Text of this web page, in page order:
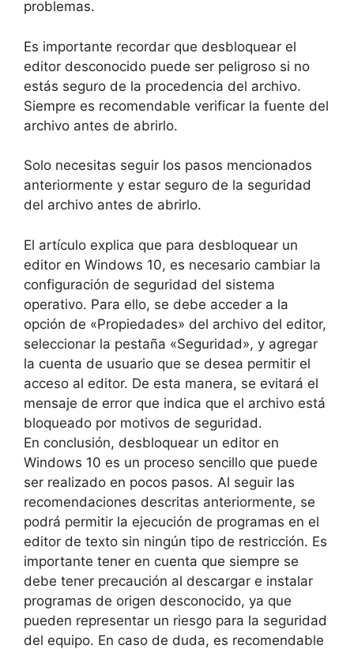
problemas.
Es importante recordar que desbloquear el
editor desconocido puede ser peligroso si no
estás seguro de la procedencia del archivo.
Siempre es recomendable verificar la fuente del
archivo antes de abrirlo.
Solo necesitas seguir los pasos mencionados
anteriormente y estar seguro de la seguridad
del archivo antes de abrirlo.
El artículo explica que para desbloquear un
editor en Windows 10, es necesario cambiar la
configuración de seguridad del sistema
operativo. Para ello, se debe acceder a la
opción de «Propiedades» del archivo del editor,
seleccionar la pestaña «Seguridad», y agregar
la cuenta de usuario que se desea permitir el
acceso al editor. De esta manera, se evitará el
mensaje de error que indica que el archivo está
bloqueado por motivos de seguridad.
En conclusión, desbloquear un editor en
Windows 10 es un proceso sencillo que puede
ser realizado en pocos pasos. Al seguir las
recomendaciones descritas anteriormente, se
podrá permitir la ejecución de programas en el
editor de texto sin ningún tipo de restricción. Es
importante tener en cuenta que siempre se
debe tener precaución al descargar e instalar
programas de origen desconocido, ya que
pueden representar un riesgo para la seguridad
del equipo. En caso de duda, es recomendable